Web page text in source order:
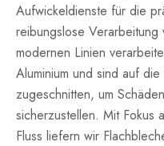
Aufwickeldienste für die
reibungslose Verarbeitung
modernen Linien
Aluminium und sind auf
zugeschnitten, um
sicherzustellen. Mit Fokus
Fluss liefern wir